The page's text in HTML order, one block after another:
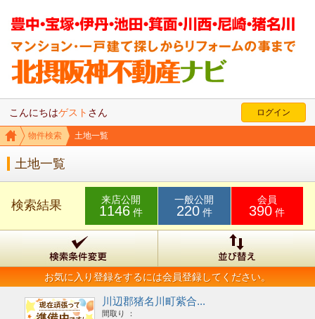
こんにちはゲスト さん ログイン
物件検索 土地一覧
土地一覧
検索結果 来店公開
1146 件
一般公開
220件
会員
390 件
お気に入り登録をするには会員登録してください。
川辺郡猪名川町紫合...
間取り ：